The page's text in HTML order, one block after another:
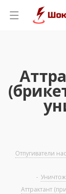
Отпугиватели
-
Аттрактант